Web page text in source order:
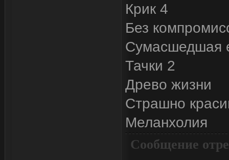
Крик 4
Без
Сумасшедшая
Тачки 2
Древо жизни
Страшно
Меланхолия
Сообщение